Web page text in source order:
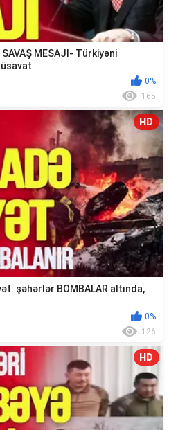
MESAJI- Türkiyəni
0%
165
HD
şəhərlər BOMBALAR altında,
0%
126
HD